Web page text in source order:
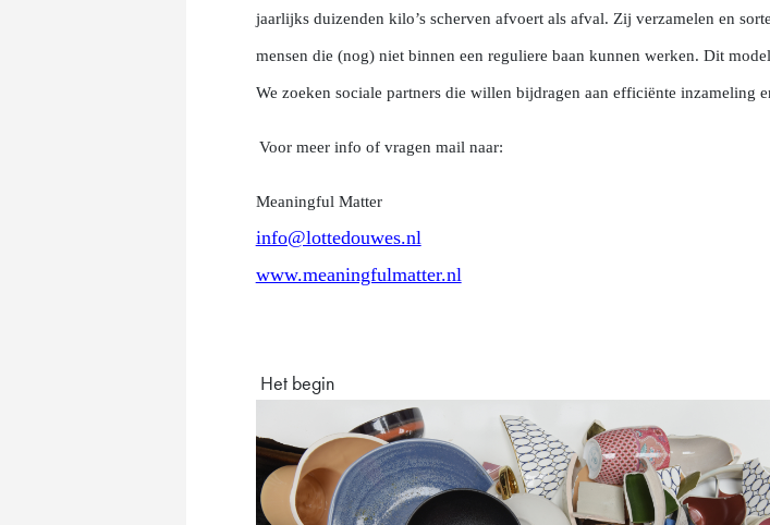
jaarlijks duizenden kilo’s scherven afvoert als afval. Zij verzamelen en
mensen die (nog) niet binnen een reguliere baan kunnen werken. Dit
We zoeken sociale partners die willen bijdragen aan efficiënte inzameling
Voor meer info of vragen mail naar:
Meaningful Matter
info@lottedouwes.nl
www.meaningfulmatter.nl
Het